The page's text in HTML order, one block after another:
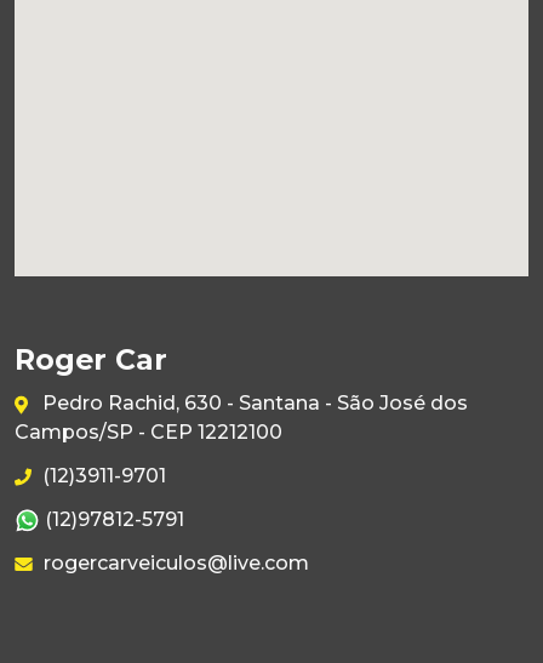
Roger Car
Pedro Rachid, 630 - Santana - São José dos
Campos/SP - CEP 12212100
(12)3911-9701
(12)97812-5791
rogercarveiculos@live.com